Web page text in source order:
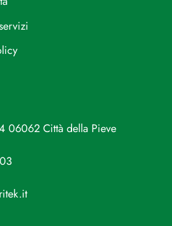
06062 Città della Pieve